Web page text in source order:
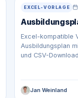
EXCEL-VORLAGE
Excel-kompatible
Ausbildungsplan
und CSV-
Jan Weinland